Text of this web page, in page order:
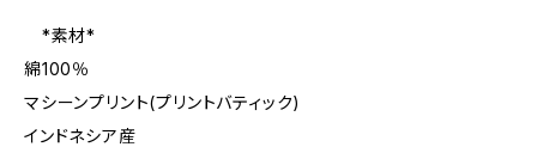
*素材*
綿100％
マシーンプリント(プリントバティック)
インドネシア産